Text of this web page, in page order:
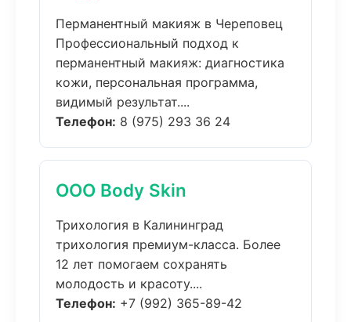
Перманентный макияж в Череповец
Профессиональный подход к
перманентный макияж: диагностика
кожи, персональная программа,
видимый результат....
Телефон: 8 (975) 293 36 24
ООО Body Skin
Трихология в Калининград
трихология премиум-класса. Более
12 лет помогаем сохранять
молодость и красоту....
Телефон: +7 (992) 365-89-42